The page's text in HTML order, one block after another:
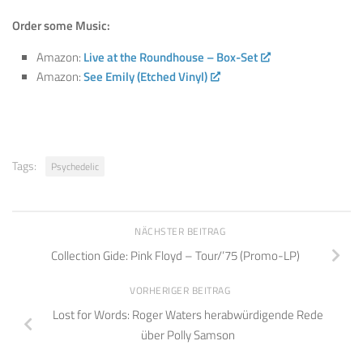
Order some Music:
Amazon: Live at the Roundhouse – Box-Set
Amazon:See Emily (Etched Vinyl)
Tags: Psychedelic
NÄCHSTER BEITRAG
Collection Gide: Pink Floyd – Tour/’75 (Promo-LP)
VORHERIGER BEITRAG
Lost for Words: Roger Waters herabwürdigende Rede
über Polly Samson